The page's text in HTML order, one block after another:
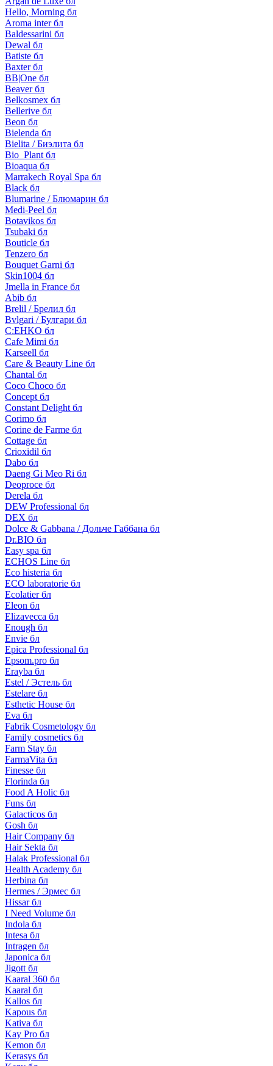
Hello, Morning бл
Aroma inter бл
Baldessarini бл
Dewal бл
Batiste бл
Baxter бл
BB|One бл
Beaver бл
Belkosmex бл
Bellerive бл
Beon бл
Bielenda бл
Bielita / Биэлита бл
Bio_Plant бл
Bioaqua бл
Marrakech Royal Spa бл
Black бл
Blumarine / Блюмарин бл
Medi-Peel бл
Botavikos бл
Tsubaki бл
Bouticle бл
Tenzero бл
Bouquet Garni бл
Skin1004 бл
Jmella in France бл
Abib бл
Brelil / Брелил бл
Bvlgari / Булгари бл
C:EHKO бл
Cafe Mimi бл
Karseell бл
Care & Beauty Line бл
Chantal бл
Coco Choco бл
Concept бл
Constant Delight бл
Corimo бл
Corine de Farme бл
Cottage бл
Crioxidil бл
Dabo бл
Daeng Gi Meo Ri бл
Deoproce бл
Derela бл
DEW Professional бл
DEX бл
Dolce & Gabbana / Дольче Габбана бл
Dr.BIO бл
Easy spa бл
ECHOS Line бл
Eco histeria бл
ECO laboratorie бл
Ecolatier бл
Eleon бл
Elizavecca бл
Enough бл
Envie бл
Epica Professional бл
Epsom.pro бл
Erayba бл
Estel / Эстель бл
Estelare бл
Esthetic House бл
Eva бл
Fabrik Cosmetology бл
Family cosmetics бл
Farm Stay бл
FarmaVita бл
Finesse бл
Florinda бл
Food A Holic бл
Funs бл
Galacticos бл
Gosh бл
Hair Company бл
Hair Sekta бл
Halak Professional бл
Health Academy бл
Herbina бл
Hermes / Эрмес бл
Hissar бл
I Need Volume бл
Indola бл
Intesa бл
Intragen бл
Japonica бл
Jigott бл
Kaaral 360 бл
Kaaral бл
Kallos бл
Kapous бл
Kativa бл
Kay Pro бл
Kemon бл
Kerasys бл